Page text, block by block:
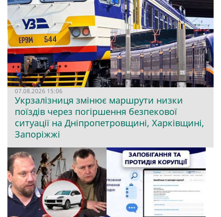
07.08.2026 15:06
Укрзалізниця змінює маршрути низки
поїздів через погіршення безпекової
ситуації на Дніпропетровщині, Харківщині,
Запоріжжі